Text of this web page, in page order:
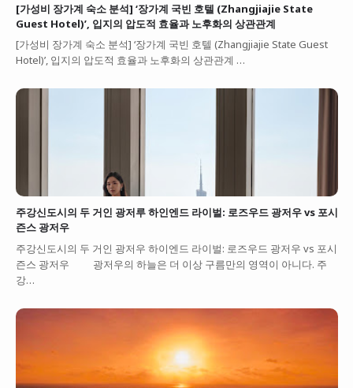
[가성비 장가계 숙소 분석] ‘장가계 국빈 호텔 (Zhangjiajie State
Guest Hotel)’, 입지의 압도적 효율과 노후화의 상관관계
[가성비 장가계 숙소 분석] ‘장가계 국빈 호텔 (Zhangjiajie State Guest
Hotel)’, 입지의 압도적 효율과 노후화의 상관관계 …
주강신도시의 두 거인 광저루 하인엔드 라이벌: 로즈우드 광저우 vs 포시
즌스 광저우
주강신도시의 두 거인 광저우 하이엔드 라이벌: 로즈우드 광저우 vs 포시
즌스 광저우 광저우의 하늘은 더 이상 구름만의 영역이 아니다. 주
강…